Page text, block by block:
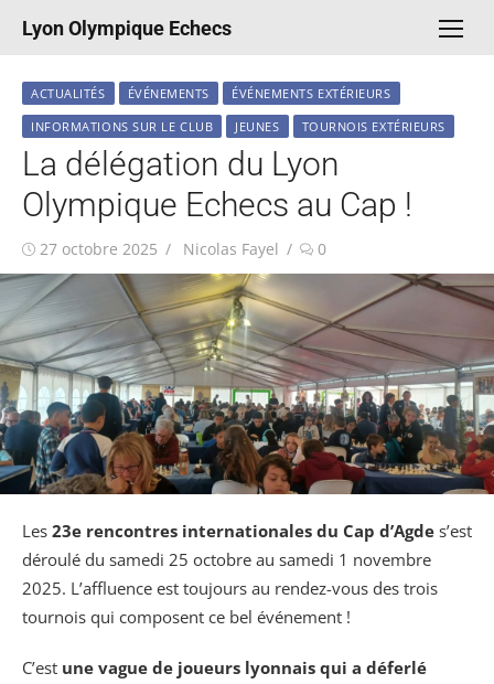
Lyon Olympique Echecs
ACTUALITÉS ÉVÉNEMENTS
ÉVÉNEMENTS EXTÉRIEURS
INFORMATIONS SUR LE CLUB
JEUNES TOURNOIS EXTÉRIEURS
La délégation du Lyon
Olympique Echecs au Cap !
Publié
le
27 octobre 2025 Auteur/autrice
Nicolas Fayel 0
Les 23e rencontres internationales du Cap d’Agde s’est
déroulé du samedi 25 octobre au samedi 1 novembre
2025. L’affluence est toujours au rendez-vous des trois
tournois qui composent ce bel événement !
C’est une vague de joueurs lyonnais qui a déferlé